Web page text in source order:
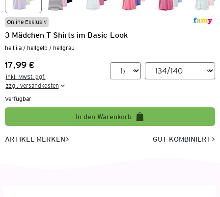
Online Exklusiv
3 Mädchen T-Shirts im Basic-Look
helllila / hellgelb / hellgrau
Preis:
17,99 €
inkl. MwSt. ggf.
zzgl. Versandkosten
Verfügbar
In den Warenkorb
ARTIKEL MERKEN GUT KOMBINIERT